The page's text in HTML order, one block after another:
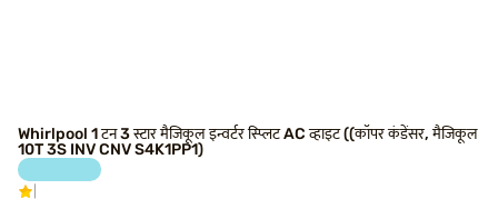
Whirlpool 1 टन 3 स्टार मैजिकूल इन्वर्टर स्प्लिट AC व्हाइट ((कॉपर कंडेंसर, मैजिकूल
10T 3S INV CNV S4K1PP1)